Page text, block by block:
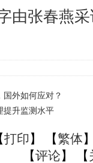
张春燕采
国外如何应对？
提升监测水平
打印 】 【繁体
【评论 】 【